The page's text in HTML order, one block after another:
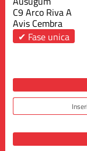
C9 Arco Riva A
Avis Cembra
✔ Fase unica